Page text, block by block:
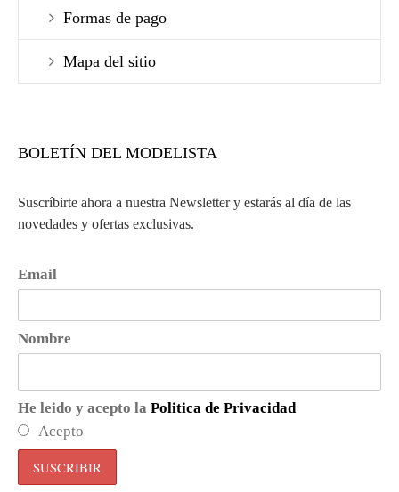
Formas de pago
Mapa del sitio
BOLETÍN DEL MODELISTA
Suscríbirte ahora a nuestra Newsletter y estarás al día de las
novedades y ofertas exclusivas.
Email
Nombre
He leido y acepto la Politica de Privacidad
Acepto